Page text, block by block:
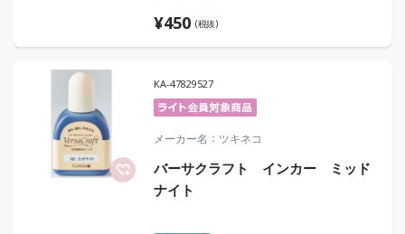
¥450 (税抜)
KA-47829527
メーカー名 ツキネコ
バーサクラフト インカー ミッド
ナイト